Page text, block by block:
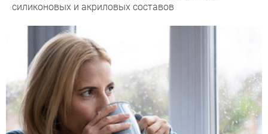
силиконовых и акриловых составов